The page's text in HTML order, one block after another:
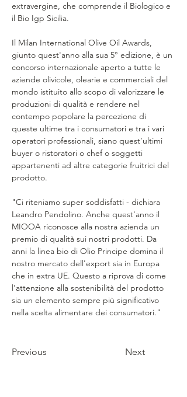
Previous Next
extravergine, che comprende il Biologico e
il Bio Igp Sicilia.
Il Milan International Olive Oil Awards,
giunto quest'anno alla sua 5° edizione, è un
concorso internazionale aperto a tutte le
aziende olivicole, olearie e commerciali del
mondo istituito allo scopo di valorizzare le
produzioni di qualità e rendere nel
contempo popolare la percezione di
queste ultime tra i consumatori e tra i vari
operatori professionali, siano quest’ultimi
buyer o ristoratori o chef o soggetti
appartenenti ad altre categorie fruitrici del
prodotto.
"Ci riteniamo super soddisfatti - dichiara
Leandro Pendolino. Anche quest'anno il
MIOOA riconosce alla nostra azienda un
premio di qualità sui nostri prodotti. Da
anni la linea bio di Olio Principe domina il
nostro mercato dell'export sia in Europa
che in extra UE. Questo a riprova di come
l'attenzione alla sostenibilità del prodotto
sia un elemento sempre più significativo
nella scelta alimentare dei consumatori."